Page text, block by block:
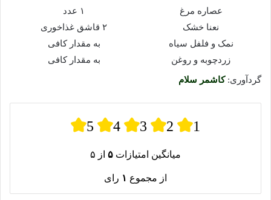
عصاره مرغ
۱ عدد
نعنا خشک
۲ قاشق غذاخوری
نمک و فلفل سیاه
به مقدار کافی
زردچوبه و روغن
به مقدار کافی
گردآوری:کاشمر سلام
5 4 3 2 1
میانگین امتیازات ۵ از ۵
از مجموع ۱ رای